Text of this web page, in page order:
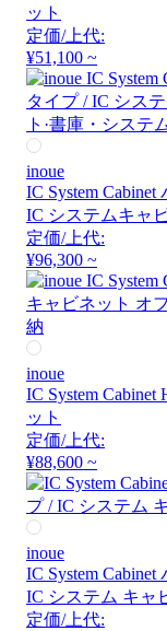
ット
定価/上代:
¥51,100 ~
inoue
IC System
IC システムキャ
定価/上代:
¥96,300 ~
inoue
IC System
ット
定価/上代:
¥88,600 ~
inoue
IC System
IC システム キャ
定価/上代: